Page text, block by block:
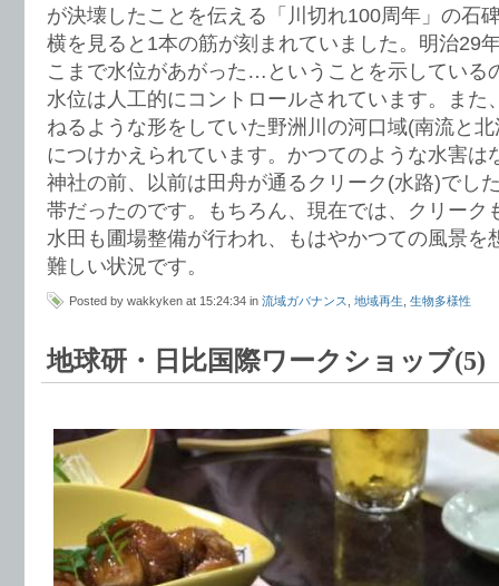
が決壊したことを伝える「川切れ100周年」の石
横を見ると1本の筋が刻まれていました。明治29
こまで水位があがった…ということを示している
水位は人工的にコントロールされています。また
ねるような形をしていた野洲川の河口域(南流と
につけかえられています。かつてのような水害は
神社の前、以前は田舟が通るクリーク(水路)でし
帯だったのです。もちろん、現在では、クリーク
水田も圃場整備が行われ、もはやかつての風景を
難しい状況です。
Posted by wakkyken at 15:24:34 in 流域ガバナンス 地域再生 生物多様性
地球研・日比国際ワークショッブ(5)